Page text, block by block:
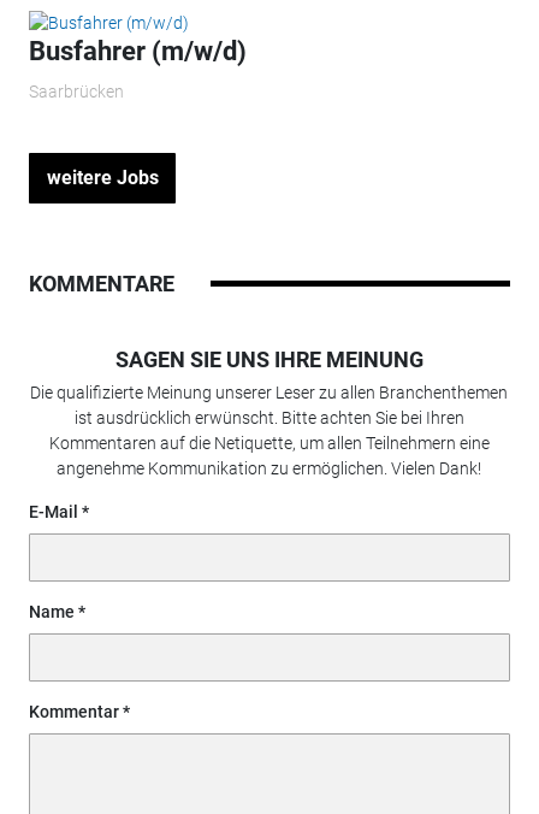
Busfahrer (m/w/d)
Saarbrücken
weitere Jobs
KOMMENTARE
SAGEN SIE UNS IHRE MEINUNG
Die qualifizierte Meinung unserer Leser zu allen Branchenthemen
ist ausdrücklich erwünscht. Bitte achten Sie bei Ihren
Kommentaren auf die Netiquette, um allen Teilnehmern eine
angenehme Kommunikation zu ermöglichen. Vielen Dank!
E-Mail
Name
Kommentar